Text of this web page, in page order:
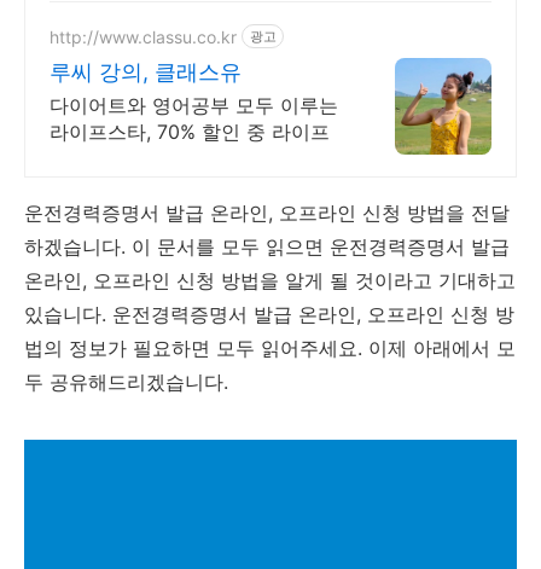
http://www.classu.co.kr 광고
루씨 강의, 클래스유
다이어트와 영어공부 모두 이루는
라이프스타, 70% 할인 중 라이프
운전경력증명서 발급 온라인, 오프라인 신청 방법을 전달
하겠습니다. 이 문서를 모두 읽으면 운전경력증명서 발급
온라인, 오프라인 신청 방법을 알게 될 것이라고 기대하고
있습니다. 운전경력증명서 발급 온라인, 오프라인 신청 방
법의 정보가 필요하면 모두 읽어주세요. 이제 아래에서 모
두 공유해드리겠습니다.